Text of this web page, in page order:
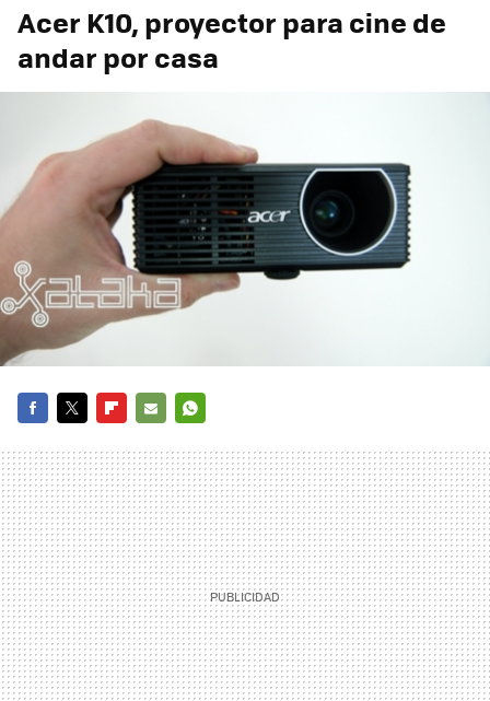
Acer K10, proyector para cine de
andar por casa
MAIL